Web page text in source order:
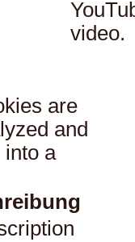
video.
are
and
into a